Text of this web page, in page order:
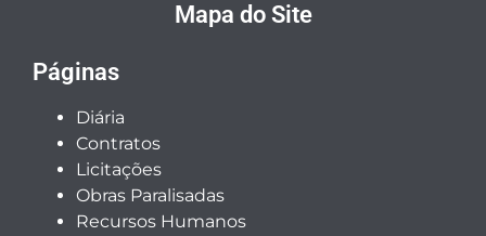
Mapa do Site
Páginas
Diária
Contratos
Licitações
Obras Paralisadas
Recursos Humanos